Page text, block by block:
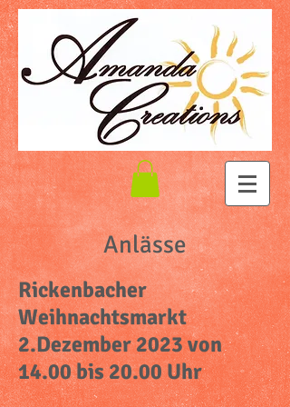
Anlässe
Rickenbacher
Weihnachtsmarkt
2.Dezember 2023 von
14.00 bis 20.00 Uhr